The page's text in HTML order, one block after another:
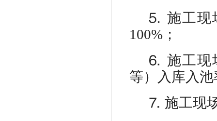
⒌ 施工现
100%；
⒍ 施工现
等）入库入
⒎ 施工现